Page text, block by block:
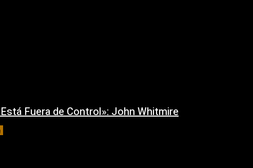
Fuera de Control»: John Whitmire